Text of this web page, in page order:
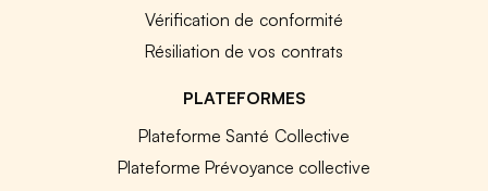
Vérification de conformité
Résiliation de vos contrats
PLATEFORMES
Plateforme Santé Collective
Plateforme Prévoyance collective